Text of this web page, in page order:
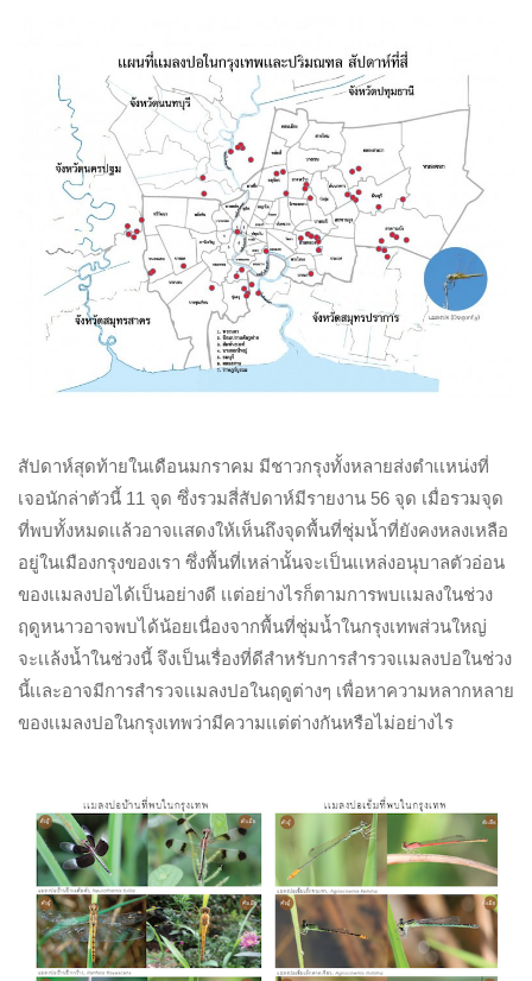
สัปดาห์สุดท้ายในเดือนมกราคม มีชาวกรุงทั้งหลายส่งตำเเหน่งที่
เจอนักล่าตัวนี้ 11 จุด ซึ่งรวมสี่สัปดาห์มีรายงาน 56 จุด เมื่อรวมจุด
ที่พบทั้งหมดเเล้วอาจเเสดงให้เห็นถึงจุดพื้นที่ชุ่มน้ำที่ยังคงหลงเหลือ
อยู่ในเมืองกรุงของเรา ซึ่งพื้นที่เหล่านั้นจะเป็นเเหล่งอนุบาลตัวอ่อน
ของเเมลงปอได้เป็นอย่างดี เเต่อย่างไรก็ตามการพบเเมลงในช่วง
ฤดูหนาวอาจพบได้น้อยเนื่องจากพื้นที่ชุ่มน้ำในกรุงเทพส่วนใหญ่
จะเเล้งน้ำในช่วงนี้ จึงเป็นเรื่องที่ดีสำหรับการสำรวจเเมลงปอในช่วง
นี้เเละอาจมีการสำรวจเเมลงปอในฤดูต่างๆ เพื่อหาความหลากหลาย
ของเเมลงปอในกรุงเทพว่ามีความเเต่ต่างกันหรือไม่อย่างไร